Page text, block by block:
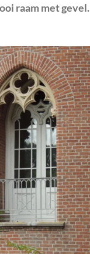
raam met gevel.